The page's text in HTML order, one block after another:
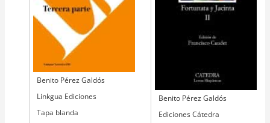
Autor
Benito Pérez Galdós
Editorial
Linkgua Ediciones
Tapa blanda
Autor
Benito Pérez Galdós
Editorial
Ediciones Cátedra